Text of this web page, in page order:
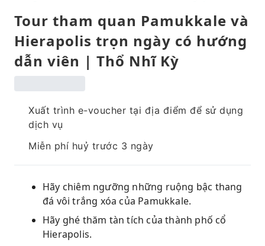
Tour tham quan Pamukkale và
Hierapolis trọn ngày có hướng
dẫn viên | Thổ Nhĩ Kỳ
Xuất trình e-voucher tại địa điểm để sử dụng
dịch vụ
Miễn phí huỷ trước 3 ngày
Hãy chiêm ngưỡng những ruộng bậc thang
đá vôi trắng xóa của Pamukkale.
Hãy ghé thăm tàn tích của thành phố cổ
Hierapolis.